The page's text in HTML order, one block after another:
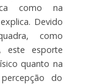
como na
Devido
como
este esporte
quanto na
do